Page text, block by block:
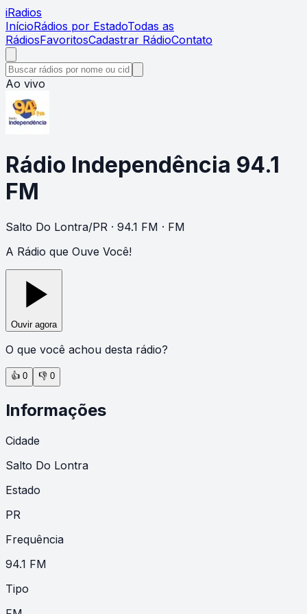
iRadios
InícioRádios por EstadoTodas as
RádiosFavoritosCadastrar RádioContato
Ao vivo
Rádio Independência 94.1
FM
Salto Do Lontra/PR · 94.1 FM · FM
A Rádio que Ouve Você!
Ouvir agora
O que você achou desta rádio?
👍 0 👎 0
Informações
Cidade
Salto Do Lontra
Estado
PR
Frequência
94.1 FM
Tipo